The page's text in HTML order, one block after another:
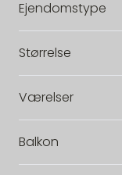
Ejendomstype
Størrelse
Værelser
Balkon